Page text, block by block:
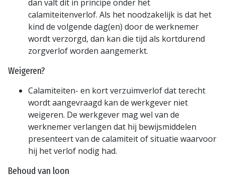
dan valt dit in principe onder het
calamiteitenverlof. Als het noodzakelijk is dat het
kind de volgende dag(en) door de werknemer
wordt verzorgd, dan kan die tijd als kortdurend
zorgverlof worden aangemerkt.
Weigeren?
Calamiteiten- en kort verzuimverlof dat terecht
wordt aangevraagd kan de werkgever niet
weigeren. De werkgever mag wel van de
werknemer verlangen dat hij bewijsmiddelen
presenteert van de calamiteit of situatie waarvoor
hij het verlof nodig had.
Behoud van loon